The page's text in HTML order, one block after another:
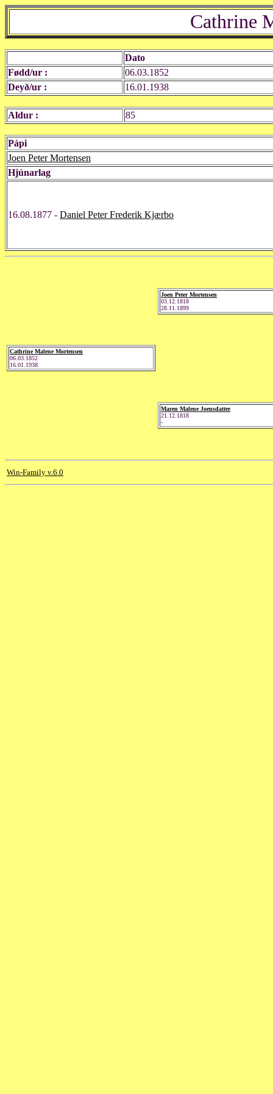
Cathrine
Dato
Fødd/ur :
06.03.1852
Deyð/ur :
16.01.1938
Aldur : 85
Pápi
Joen Peter Mortensen
Hjúnarlag
16.08.1877 - Daniel Peter Frederik Kjærbo
Cathrine Malene Mortensen
06.03.1852
16.01.1938
Joen Peter Mortensen
03.12.1818
28.11.1899
Maren Malene Joensdatter
21.12.1818
-
Win-Family v.6.0